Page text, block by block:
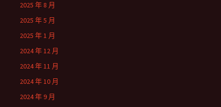
2025 年 8 月
2025 年 5 月
2025 年 1 月
2024 年 12 月
2024 年 11 月
2024 年 10 月
2024 年 9 月